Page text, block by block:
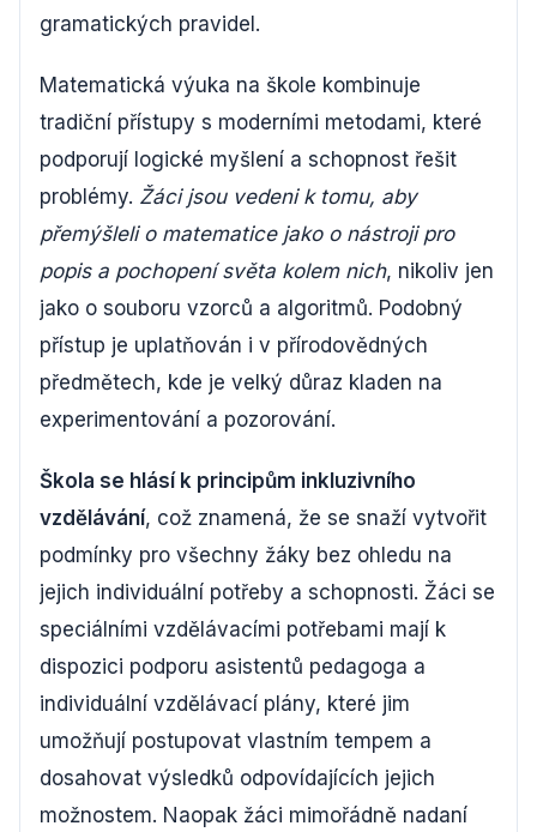
gramatických pravidel.
Matematická výuka na škole kombinuje
tradiční přístupy s moderními metodami, které
podporují logické myšlení a schopnost řešit
problémy. Žáci jsou vedeni k tomu, aby
přemýšleli o matematice jako o nástroji pro
popis a pochopení světa kolem nich, nikoliv jen
jako o souboru vzorců a algoritmů. Podobný
přístup je uplatňován i v přírodovědných
předmětech, kde je velký důraz kladen na
experimentování a pozorování.
Škola se hlásí k principům inkluzivního
vzdělávání, což znamená, že se snaží vytvořit
podmínky pro všechny žáky bez ohledu na
jejich individuální potřeby a schopnosti. Žáci se
speciálními vzdělávacími potřebami mají k
dispozici podporu asistentů pedagoga a
individuální vzdělávací plány, které jim
umožňují postupovat vlastním tempem a
dosahovat výsledků odpovídajících jejich
možnostem. Naopak žáci mimořádně nadaní